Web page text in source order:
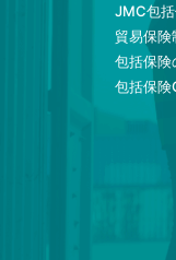
JMC包
貿易保険
包括保険
包括保険